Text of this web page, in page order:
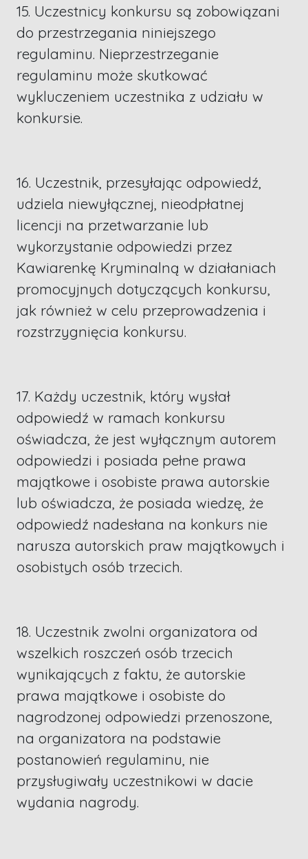
15. Uczestnicy konkursu są zobowiązani
do przestrzegania niniejszego
regulaminu. Nieprzestrzeganie
regulaminu może skutkować
wykluczeniem uczestnika z udziału w
konkursie.
16. Uczestnik, przesyłając odpowiedź,
udziela niewyłącznej, nieodpłatnej
licencji na przetwarzanie lub
wykorzystanie odpowiedzi przez
Kawiarenkę Kryminalną w działaniach
promocyjnych dotyczących konkursu,
jak również w celu przeprowadzenia i
rozstrzygnięcia konkursu.
17. Każdy uczestnik, który wysłał
odpowiedź w ramach konkursu
oświadcza, że jest wyłącznym autorem
odpowiedzi i posiada pełne prawa
majątkowe i osobiste prawa autorskie
lub oświadcza, że posiada wiedzę, że
odpowiedź nadesłana na konkurs nie
narusza autorskich praw majątkowych i
osobistych osób trzecich.
18. Uczestnik zwolni organizatora od
wszelkich roszczeń osób trzecich
wynikających z faktu, że autorskie
prawa majątkowe i osobiste do
nagrodzonej odpowiedzi przenoszone,
na organizatora na podstawie
postanowień regulaminu, nie
przysługiwały uczestnikowi w dacie
wydania nagrody.